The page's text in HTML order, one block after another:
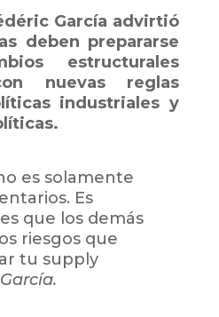
García advirtió
deben prepararse
estructurales
nuevas reglas
industriales y
es solamente
Es
que los demás
riesgos que
tu supply